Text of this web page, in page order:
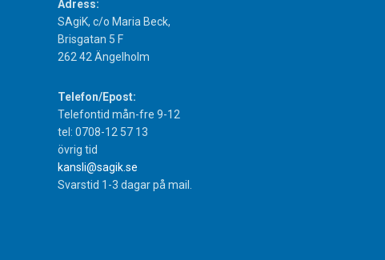
Adress:
SAgiK, c/o Maria Beck,
Brisgatan 5 F
262 42 Ängelholm
Telefon/Epost:
Telefontid mån-fre 9-12
tel: 0708-12 57 13
övrig tid
kansli@sagik.se
Svarstid 1-3 dagar på mail.